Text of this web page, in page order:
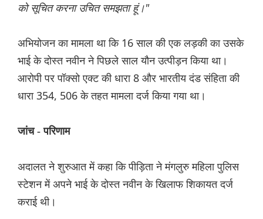
को सूचित करना उचित समझता हूं।"
अभियोजन का मामला था कि 16 साल की एक लड़की का उसके
भाई के दोस्त नवीन ने पिछले साल यौन उत्पीड़न किया था।
आरोपी पर पॉक्सो एक्ट की धारा 8 और भारतीय दंड संहिता की
धारा 354, 506 के तहत मामला दर्ज किया गया था।
जांच - परिणाम
अदालत ने शुरुआत में कहा कि पीड़िता ने मंगलुरु महिला पुलिस
स्टेशन में अपने भाई के दोस्त नवीन के खिलाफ शिकायत दर्ज
कराई थी।